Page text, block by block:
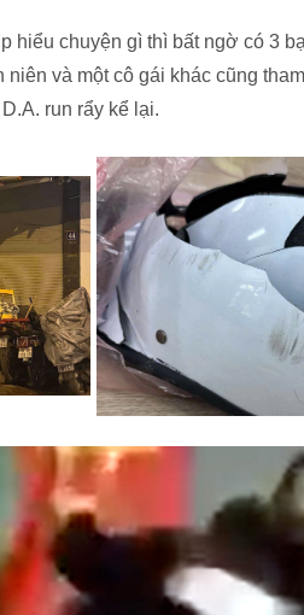
hiểu chuyện gì thì bất ngờ có 3
niên và một cô gái khác cũng
run rẩy kể lại.